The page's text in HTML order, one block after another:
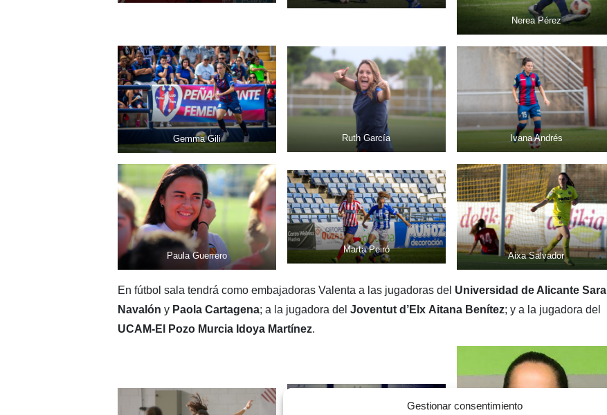
Gestionar consentimiento
Nerea Pérez
Gemma Gili Ruth García Ivana Andrés
Paula Guerrero
Marta Peiró
Aixa Salvador
En fútbol sala tendrá como embajadoras Valenta a las jugadoras del Universidad de Alicante Sara
Navalón y Paola Cartagena; a la jugadora del Joventut d’Elx Aitana Benítez; y a la jugadora del
UCAM-El Pozo Murcia Idoya Martínez.